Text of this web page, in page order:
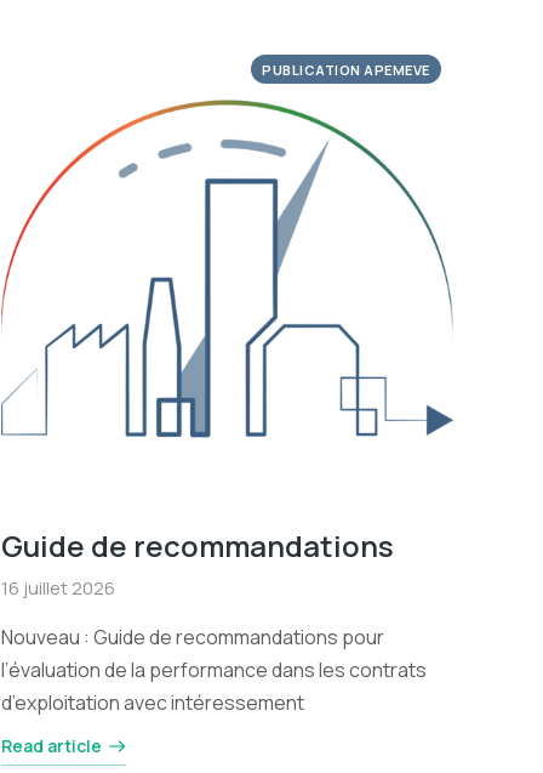
PUBLICATION APEMEVE
Guide de recommandations
16 juillet 2026
Nouveau : Guide de recommandations pour
l’évaluation de la performance dans les contrats
d’exploitation avec intéressement
Read article